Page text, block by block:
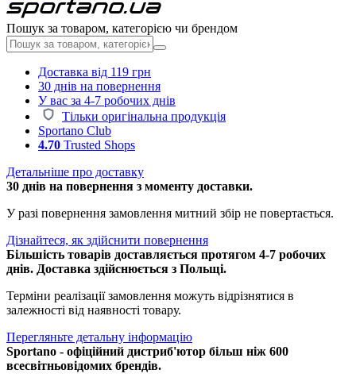
Пошук за товаром, категорією чи брендом
Доставка від 119 грн
30 днів на повернення
У вас за 4-7 робочих днів
Тільки оригінальна продукція
Sportano Club
4.70 Trusted Shops
Детальніше про доставку
30 днів на повернення з моменту доставки.
У разі повернення замовлення митний збір не повертається.
Дізнайтеся, як здійснити повернення
Більшість товарів доставляється протягом 4-7 робочих
днів. Доставка здійснюється з Польщі.
Терміни реалізації замовлення можуть відрізнятися в
залежності від наявності товару.
Перегляньте детальну інформацію
Sportano - офіційний дистриб'ютор більш ніж 600
всесвітньовідомих брендів.